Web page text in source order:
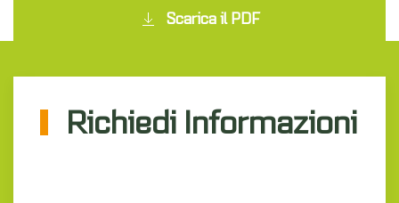
Scarica il PDF
Richiedi Informazioni